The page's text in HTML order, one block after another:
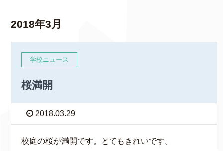
2018年3月
学校ニュース
桜満開
2018.03.29
校庭の桜が満開です。とてもきれいです。